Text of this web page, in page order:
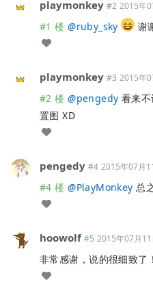
playmonkey #2 2015年
#1 楼 @ruby_sky 谢
playmonkey #3 2015年
#2 楼 @pengedy 看来
置图 XD
pengedy #4 2015年07月
#4 楼 @PlayMonkey 总
hoowolf #5 2015年07月11
非常感谢，说的很细致了！